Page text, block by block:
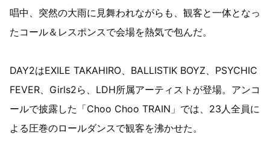
唱中、突然の大雨に見舞われながらも、観客と一体となっ
たコール＆レスポンスで会場を熱気で包んだ。
DAY2はEXILE TAKAHIRO、BALLISTIK BOYZ、PSYCHIC
FEVER、Girls2ら、LDH所属アーティストが登場。アンコ
ールで披露した「Choo Choo TRAIN」では、23人全員に
よる圧巻のロールダンスで観客を沸かせた。